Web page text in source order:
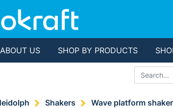
ABOUT US SHOP BY PRODUCTS
Shakers Wave platform